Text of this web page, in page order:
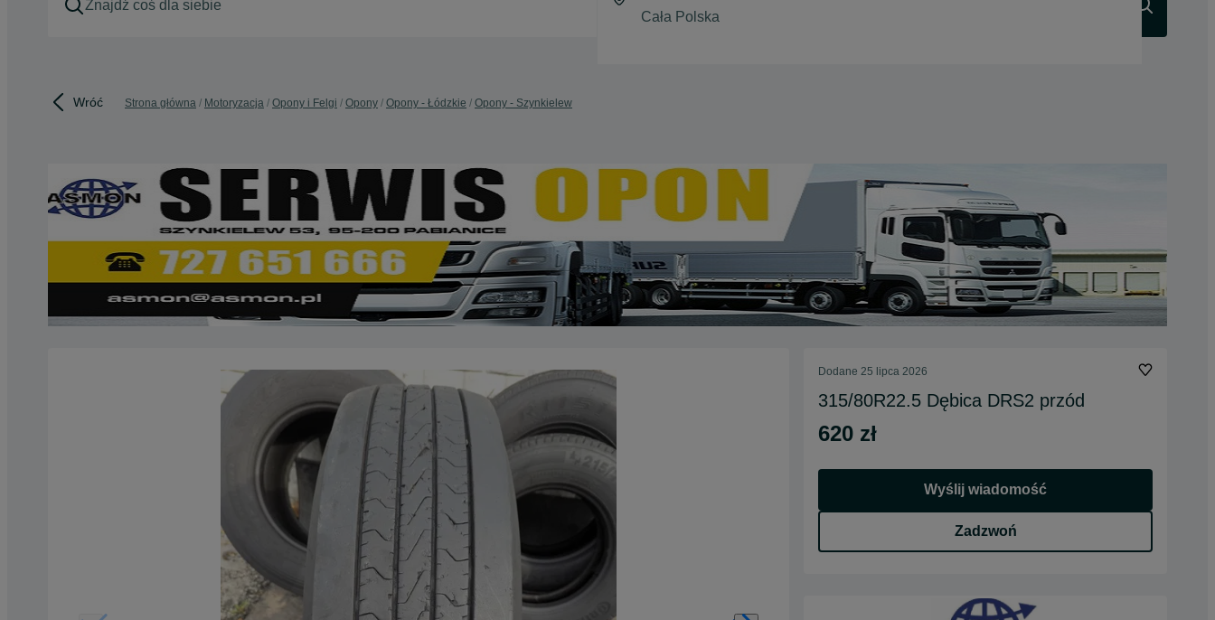
Wróć Strona główna Motoryzacja Opony i Felgi Opony Opony - Łódzkie Opony - Szynkielew
Dodane 25 lipca 2026
315/80R22.5 Dębica DRS2 przód
620 zł
Wyślij wiadomość
Zadzwoń